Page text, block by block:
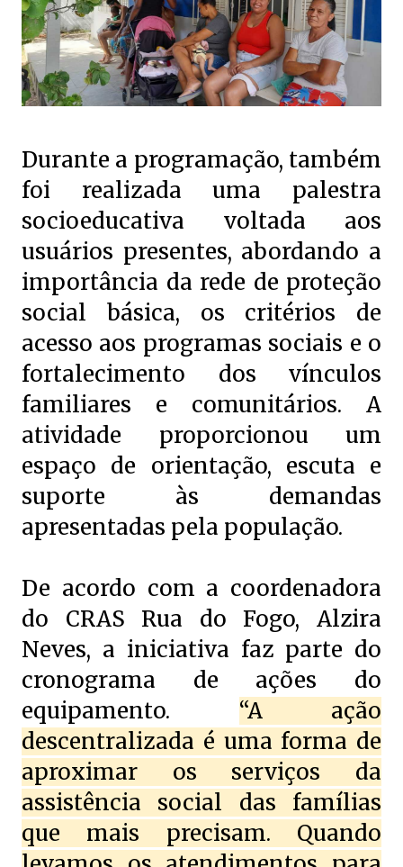
Durante a programação, também
foi realizada uma palestra
socioeducativa voltada aos
usuários presentes, abordando a
importância da rede de proteção
social básica, os critérios de
acesso aos programas sociais e o
fortalecimento dos vínculos
familiares e comunitários. A
atividade proporcionou um
espaço de orientação, escuta e
suporte às demandas
apresentadas pela população.
De acordo com a coordenadora
do CRAS Rua do Fogo, Alzira
Neves, a iniciativa faz parte do
cronograma de ações do
equipamento. “A ação
descentralizada é uma forma de
aproximar os serviços da
assistência social das famílias
que mais precisam. Quando